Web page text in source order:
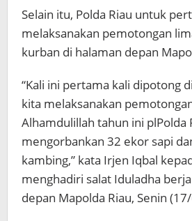
Selain itu, Polda Riau untuk
melaksanakan pemotongan
kurban di halaman depan
“Kali ini pertama kali dipotong
kita melaksanakan
Alhamdulillah tahun ini plPolda
mengorbankan 32 ekor sapi
kambing,” kata Irjen Iqbal
menghadiri salat Iduladha
depan Mapolda Riau, Senin